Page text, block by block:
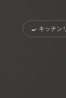
🍳 キッチン